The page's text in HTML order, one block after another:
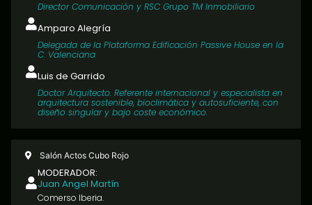
Director Comunicación y RSC Grupo TM Inmobiliario
Amparo Alegría
Delegada de la Plataforma Edificación Passive House en la
C. Valenciana
Luis de Garrido
Doctor Arquitecto. Referente internacional y especialista en
arquitectura sostenible, bioclimática y autosuficiente, con
diseño singular y bajo coste económico.
Salón Actos Cubo Rojo
MODERADOR:
Juan Angel Martín
Comerso Iberia.